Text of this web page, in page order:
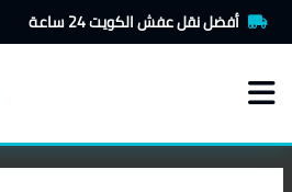
أفضل نقل عفش الكويت 24 ساعة تخطي
إلى